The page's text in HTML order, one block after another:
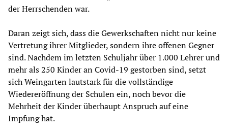
der Herrschenden war.
Daran zeigt sich, dass die Gewerkschaften nicht nur keine
Vertretung ihrer Mitglieder, sondern ihre offenen Gegner
sind. Nachdem im letzten Schuljahr über 1.000 Lehrer und
mehr als 250 Kinder an Covid-19 gestorben sind, setzt
sich Weingarten lautstark für die vollständige
Wiedereröffnung der Schulen ein, noch bevor die
Mehrheit der Kinder überhaupt Anspruch auf eine
Impfung hat.